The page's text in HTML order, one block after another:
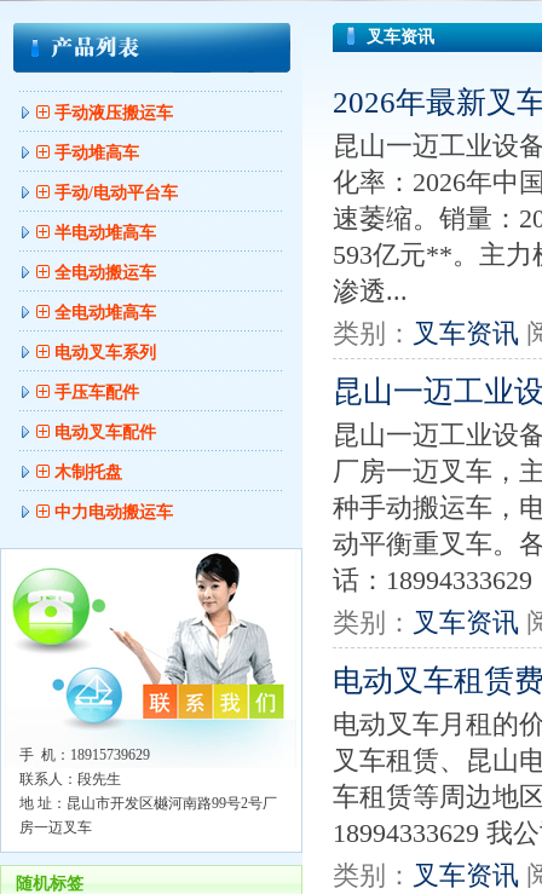
手动液压搬运车
手动堆高车
手动/电动平台车
半电动堆高车
全电动搬运车
全电动堆高车
电动叉车系列
手压车配件
电动叉车配件
木制托盘
中力电动搬运车
手 机：18915739629
联系人：段先生
地 址：昆山市开发区樾河南路99号2号厂
房一迈叉车
随机标签
叉车资讯
2026年最新叉
昆山一迈工业设
化率：2026年中
速萎缩。销量：
593亿元**。主力
渗透...
类别： 叉车资讯
昆山一迈工业
昆山一迈工业设
厂房一迈叉车，
种手动搬运车，
动平衡重叉车。
话：18994333629
类别： 叉车资讯
电动叉车租赁
电动叉车月租的
叉车租赁、昆山
车租赁等周边地
18994333629 我
类别： 叉车资讯